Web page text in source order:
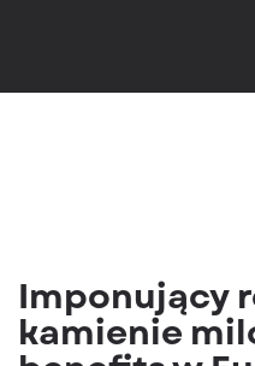
Imponujący
kamienie